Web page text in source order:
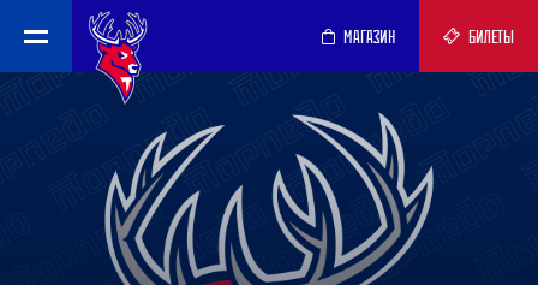
МАГАЗИН БИЛЕТЫ